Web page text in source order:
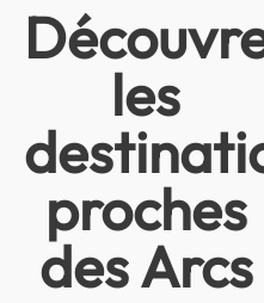
les
proches
des Arcs